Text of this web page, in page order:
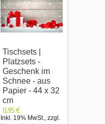
Tischsets |
Platzsets -
Geschenk im
Schnee - aus
Papier - 44 x 32
cm
0,95 €
Inkl. 19% MwSt., zzgl.